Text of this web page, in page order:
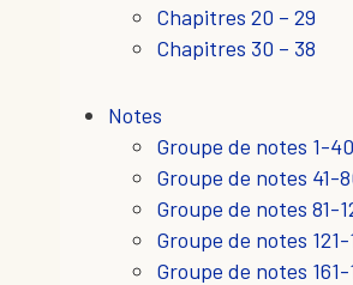
Chapitres 20 – 29
Chapitres 30 – 38
Notes
Groupe de notes 1-40
Groupe de notes 41-
Groupe de notes 81-
Groupe de notes 121-
Groupe de notes 161-